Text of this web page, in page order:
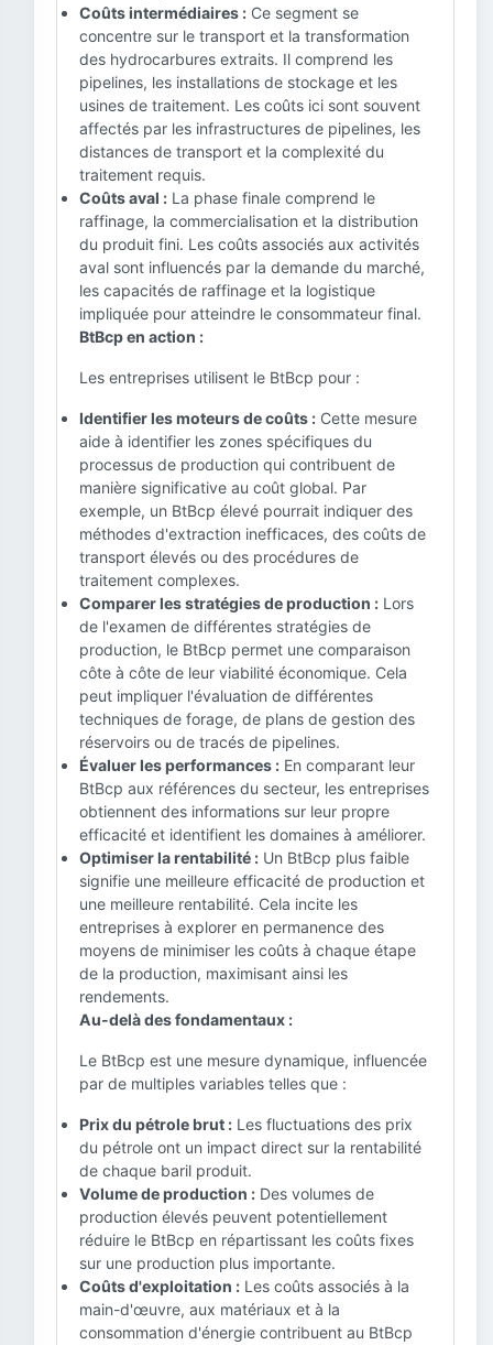
Coûts intermédiaires : Ce segment se
concentre sur le transport et la transformation
des hydrocarbures extraits. Il comprend les
pipelines, les installations de stockage et les
usines de traitement. Les coûts ici sont souvent
affectés par les infrastructures de pipelines, les
distances de transport et la complexité du
traitement requis.
Coûts aval : La phase finale comprend le
raffinage, la commercialisation et la distribution
du produit fini. Les coûts associés aux activités
aval sont influencés par la demande du marché,
les capacités de raffinage et la logistique
impliquée pour atteindre le consommateur final.
BtBcp en action :
Les entreprises utilisent le BtBcp pour :
Identifier les moteurs de coûts : Cette mesure
aide à identifier les zones spécifiques du
processus de production qui contribuent de
manière significative au coût global. Par
exemple, un BtBcp élevé pourrait indiquer des
méthodes d'extraction inefficaces, des coûts de
transport élevés ou des procédures de
traitement complexes.
Comparer les stratégies de production : Lors
de l'examen de différentes stratégies de
production, le BtBcp permet une comparaison
côte à côte de leur viabilité économique. Cela
peut impliquer l'évaluation de différentes
techniques de forage, de plans de gestion des
réservoirs ou de tracés de pipelines.
Évaluer les performances : En comparant leur
BtBcp aux références du secteur, les entreprises
obtiennent des informations sur leur propre
efficacité et identifient les domaines à améliorer.
Optimiser la rentabilité : Un BtBcp plus faible
signifie une meilleure efficacité de production et
une meilleure rentabilité. Cela incite les
entreprises à explorer en permanence des
moyens de minimiser les coûts à chaque étape
de la production, maximisant ainsi les
rendements.
Au-delà des fondamentaux :
Le BtBcp est une mesure dynamique, influencée
par de multiples variables telles que :
Prix du pétrole brut : Les fluctuations des prix
du pétrole ont un impact direct sur la rentabilité
de chaque baril produit.
Volume de production : Des volumes de
production élevés peuvent potentiellement
réduire le BtBcp en répartissant les coûts fixes
sur une production plus importante.
Coûts d'exploitation : Les coûts associés à la
main-d'œuvre, aux matériaux et à la
consommation d'énergie contribuent au BtBcp